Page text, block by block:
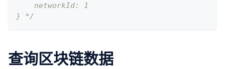
    networkId: 1
} */
查询区块链数据